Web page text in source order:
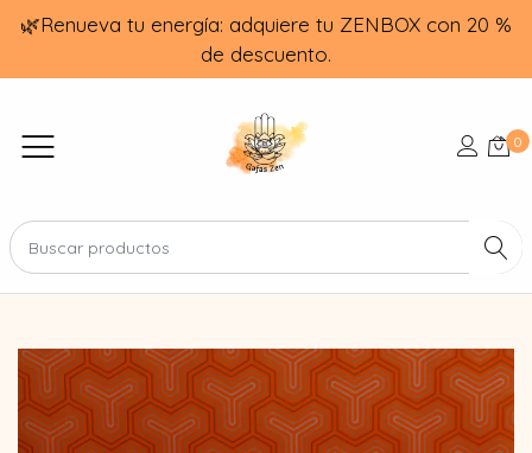
🌿Renueva tu energía: adquiere tu ZENBOX con 20 %
de descuento.
0